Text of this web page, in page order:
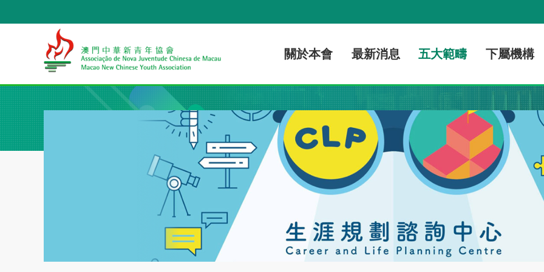
關於本會 最新消息 五大範疇 下屬機構